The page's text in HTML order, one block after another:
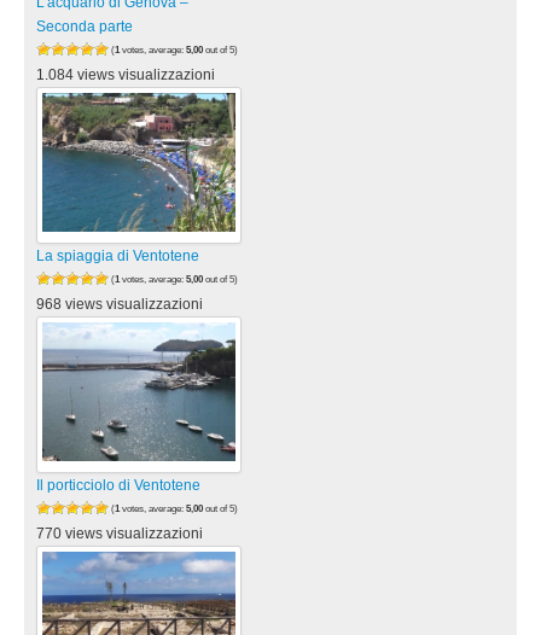
Seconda parte
(1 votes, average: 5,00 out of 5)
1.084 views visualizzazioni
La spiaggia di Ventotene
(1 votes, average: 5,00 out of 5)
968 views visualizzazioni
Il porticciolo di Ventotene
(1 votes, average: 5,00 out of 5)
770 views visualizzazioni